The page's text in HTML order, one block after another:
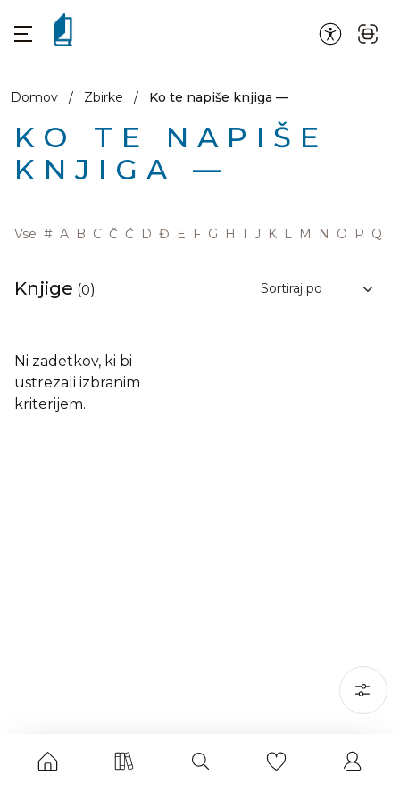
Domov / Zbirke / Ko te napiše knjiga —
KO TE NAPIŠE
KNJIGA —
Vse # A B C Č Ć D Đ E F G H I J K L M N O P Q
Knjige (0)
Ni zadetkov, ki bi
ustrezali izbranim
kriterijem.